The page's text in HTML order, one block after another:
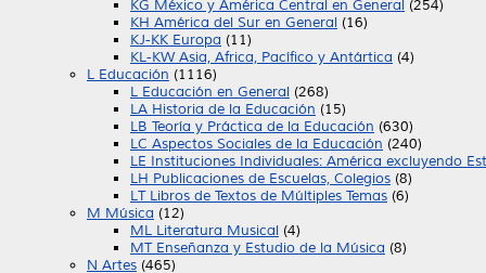
KG México y América Central en General (254)
KH América del Sur en General (16)
KJ-KK Europa (11)
KL-KW Asia, Africa, Pacífico y Antártica (4)
L Educación (1116)
L Educación en General (268)
LA Historia de la Educación (15)
LB Teoría y Práctica de la Educación (630)
LC Aspectos Sociales de la Educación (240)
LE Instituciones Individuales: América excluyendo
LH Publicaciones de Escuelas, Colegios (8)
LT Libros de Textos de Múltiples Temas (6)
M Música (12)
ML Literatura Musical (4)
MT Enseñanza y Estudio de la Música (8)
N Artes (465)